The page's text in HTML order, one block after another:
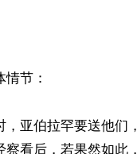
情节：
亚伯拉罕要送他们，
看后，若果然如此，